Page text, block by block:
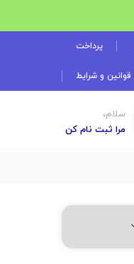
پرداخت
قوانین و شرایط
سلام،
مرا ثبت نام کن